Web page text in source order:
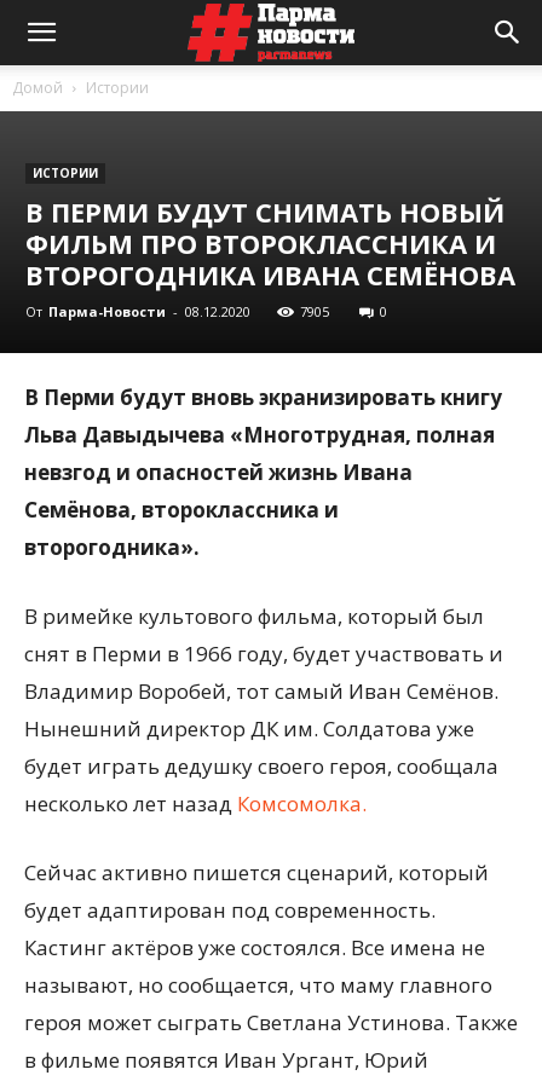
Домой Истории
ИСТОРИИ
В ПЕРМИ БУДУТ СНИМАТЬ НОВЫЙ
ФИЛЬМ ПРО ВТОРОКЛАССНИКА И
ВТОРОГОДНИКА ИВАНА СЕМЁНОВА
От Парма-Новости - 08.12.2020 7905 0
В Перми будут вновь экранизировать книгу
Льва Давыдычева «Многотрудная, полная
невзгод и опасностей жизнь Ивана
Семёнова, второклассника и
второгодника».
В римейке культового фильма, который был
снят в Перми в 1966 году, будет участвовать и
Владимир Воробей, тот самый Иван Семёнов.
Нынешний директор ДК им. Солдатова уже
будет играть дедушку своего героя, сообщала
несколько лет назад Комсомолка.
Сейчас активно пишется сценарий, который
будет адаптирован под современность.
Кастинг актёров уже состоялся. Все имена не
называют, но сообщается, что маму главного
героя может сыграть Светлана Устинова. Также
в фильме появятся Иван Ургант, Юрий